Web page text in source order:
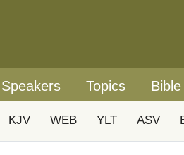
Speakers Topics Bible
KJV WEB YLT ASV